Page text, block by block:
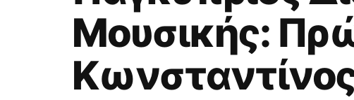
Μουσικής: